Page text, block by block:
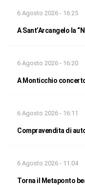
6 Agosto 2026 - 16:25
A Sant’Arcangelo la
6 Agosto 2026 - 16:20
A Monticchio
6 Agosto 2026 - 16:11
Compravendita di
6 Agosto 2026 - 11:04
Torna il Metaponto